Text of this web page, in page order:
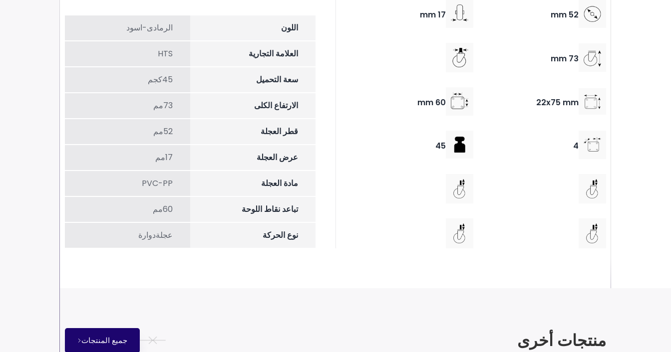
52 mm
17 mm
73 mm
22x75 mm
60 mm
4
45
اللون الرمادی-اسود
العلامة التجارية HTS
سعة التحميل 45كجم
الارتفاع الکلی 73مم
قطر العجلة 52مم
عرض العجلة 17مم
مادة العجلة PVC-PP
تباعد نقاط اللوحة 60مم
نوع الحركة عجلةدوارة
منتجات أخرى جميع المنتجات